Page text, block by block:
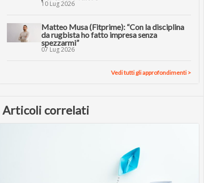
10 Lug 2026
Matteo Musa (Fitprime): “Con la disciplina
da rugbista ho fatto impresa senza
spezzarmi”
07 Lug 2026
Vedi tutti gli approfondimenti >
Articoli correlati